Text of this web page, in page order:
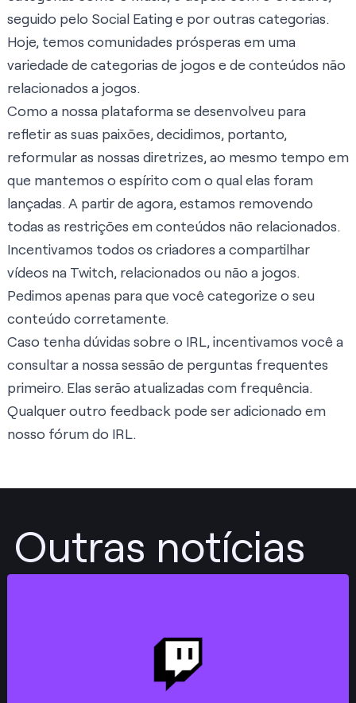
seguido pelo Social Eatinge por outras categorias.
Hoje, temos comunidades prósperas em uma
variedade de categorias de jogos e de conteúdos não
relacionados a jogos.
Como a nossa plataforma se desenvolveu para
refletir as suas paixões, decidimos, portanto,
reformular as nossas diretrizes, ao mesmo tempo em
que mantemos o espírito com o qual elas foram
lançadas. A partir de agora, estamos removendo
todas as restrições em conteúdos não relacionados.
Incentivamos todos os criadores a compartilhar
vídeos na Twitch, relacionados ou não a jogos.
Pedimos apenas para que você categorize o seu
conteúdo corretamente.
Caso tenha dúvidas sobre o IRL, incentivamos você a
consultar a nossa sessão de perguntas frequentes
primeiro. Elas serão atualizadas com frequência.
Qualquer outro feedback pode ser adicionado em
nosso fórum do IRL.
Outras notícias